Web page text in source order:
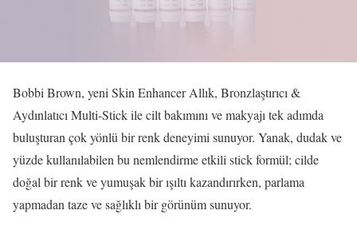
Bobbi Brown, yeni Skin Enhancer Allık, Bronzlaştırıcı &
Aydınlatıcı Multi-Stick ile cilt bakımını ve makyajı tek adımda
buluşturan çok yönlü bir renk deneyimi sunuyor. Yanak, dudak ve
yüzde kullanılabilen bu nemlendirme etkili stick formül; cilde
doğal bir renk ve yumuşak bir ışıltı kazandırırken, parlama
yapmadan taze ve sağlıklı bir görünüm sunuyor.